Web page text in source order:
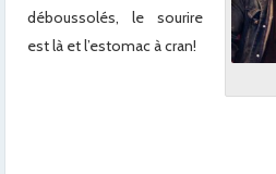
déboussolés, le sourire
est là et l’estomac à cran!